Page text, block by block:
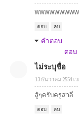
ตอบ ลบ
คำตอบ
ตอบ
ไม่ระบุชื่อ
13 ธันวาคม 2554 เว
สู้ๆครับครูสาลี่
ตอบ ลบ